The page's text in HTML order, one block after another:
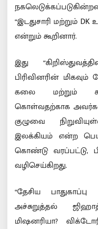
“இடதுசாரி மற்றும்
என்றும் கூறினார்.
இது
பிரிவினரின்
கலை மற்றும்
கொள்வதற்காக அவர்கள்
குழுவை
இலக்கியம் என்ற
கொண்டு வரப்பட்டு,
வழிசெய்கிறது.
“தேசிய
அச்சுறுத்தல்
மிஷனரியா?